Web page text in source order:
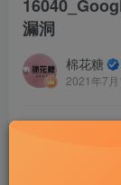
漏洞
棉花糖
2021年7
# CVE-